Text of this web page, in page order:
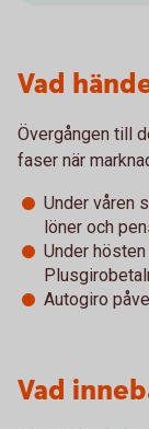
Vad
Övergången till
faser när
Under våren
löner och
Under
Autogiro
Vad